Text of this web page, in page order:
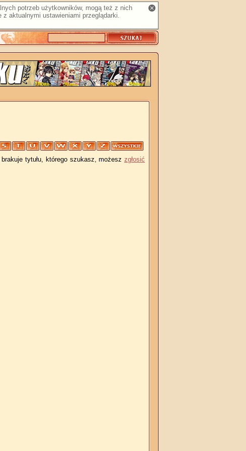
potrzeb użytkowników, mogą też z nich
aktualnymi ustawieniami przeglądarki.
tytułu, którego szukasz, możesz zgłosić